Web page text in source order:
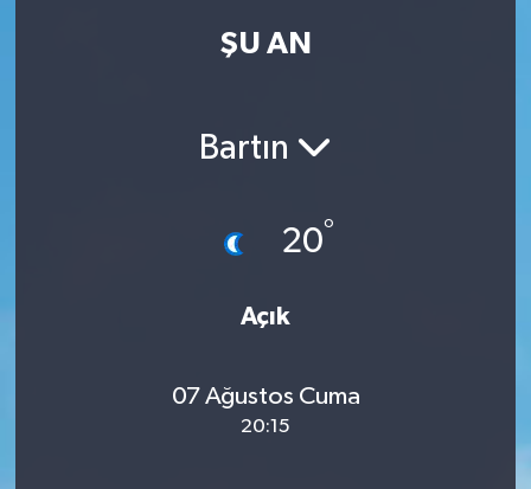
ŞU AN
Bartın
20°
Açık
07 Ağustos Cuma
20:15